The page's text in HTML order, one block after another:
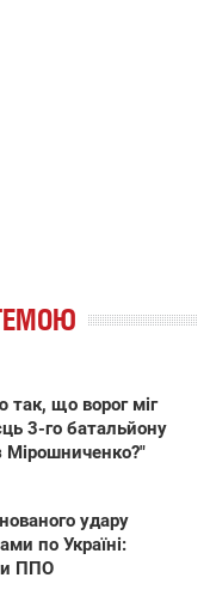
що ворог міг
3-го батальйону
Мірошниченко?"
удару
по Україні:
ППО